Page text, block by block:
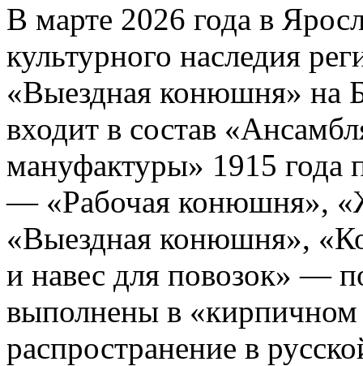
В марте 2026 года в
культурного наследия
«Выездная конюшня»
входит в состав
мануфактуры» 1915 года
— «Рабочая конюшня»,
«Выездная конюшня»,
и навес для повозок» —
выполнены в
распространение в